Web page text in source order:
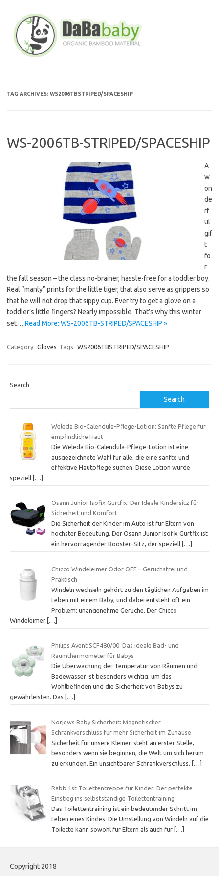
content
TAG ARCHIVES: WS2006TBSTRIPED/SPACESHIP
WS-2006TB-STRIPED/SPACESHIP
A
w
on
de
rf
ul
gif
t
fo
r
the fall season – the class no-brainer, hassle-free for a toddler boy.
Real “manly” prints for the little tiger, that also serve as grippers so
that he will not drop that sippy cup. Ever try to get a glove on a
toddler’s little fingers? Nearly impossible. That’s why this winter
set… Read More: WS-2006TB-STRIPED/SPACESHIP »
Category: Gloves Tags: WS2006TBSTRIPED/SPACESHIP
Search
Search
Weleda Bio-Calendula-Pflege-Lotion: Sanfte Pflege für
empfindliche Haut
Die Weleda Bio-Calendula-Pflege-Lotion ist eine
ausgezeichnete Wahl für alle, die eine sanfte und
effektive Hautpflege suchen. Diese Lotion wurde
speziell […]
Osann Junior Isofix Gurtfix: Der Ideale Kindersitz für
Sicherheit und Komfort
Die Sicherheit der Kinder im Auto ist für Eltern von
höchster Bedeutung. Der Osann Junior Isofix Gurtfix ist
ein hervorragender Booster-Sitz, der speziell […]
Chicco Windeleimer Odor OFF – Geruchsfrei und
Praktisch
Windeln wechseln gehört zu den täglichen Aufgaben im
Leben mit einem Baby, und dabei entsteht oft ein
Problem: unangenehme Gerüche. Der Chicco
Windeleimer […]
Philips Avent SCF480/00: Das ideale Bad- und
Raumthermometer für Babys
Die Überwachung der Temperatur von Räumen und
Badewasser ist besonders wichtig, um das
Wohlbefinden und die Sicherheit von Babys zu
gewährleisten. Das
[…]
Norjews Baby Sicherheit: Magnetischer
Schrankverschluss für mehr Sicherheit im Zuhause
Sicherheit für unsere Kleinen steht an erster Stelle,
besonders wenn sie beginnen, die Welt um sich herum
zu erkunden. Ein unsichtbarer Schrankverschluss,
[…]
Rabb 1st Toilettentreppe für Kinder: Der perfekte
Einstieg ins selbstständige Toilettentraining
Das Toilettentraining ist ein bedeutender Schritt im
Leben eines Kindes. Die Umstellung von Windeln auf die
Toilette kann sowohl für Eltern als auch für […]
Copyright 2018